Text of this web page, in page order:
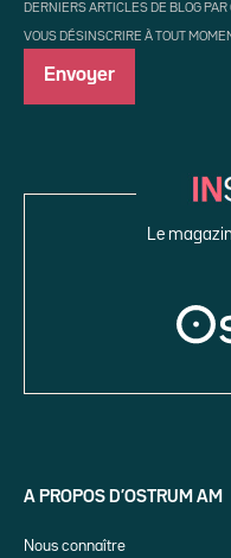
DERNIERS ARTICLES DE BLOG
VOUS DÉSINSCRIRE À TOUT
Le
A PROPOS D’OSTRUM AM
Nous connaître